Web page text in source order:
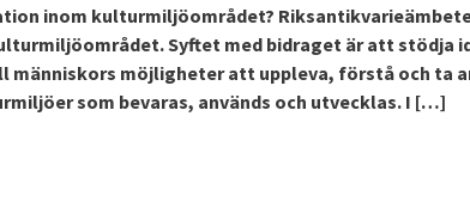
inom kulturmiljöområdet?
Syftet med bidraget är att stödja
möjligheter att uppleva, förstå och ta
som bevaras, används och utvecklas. I […]